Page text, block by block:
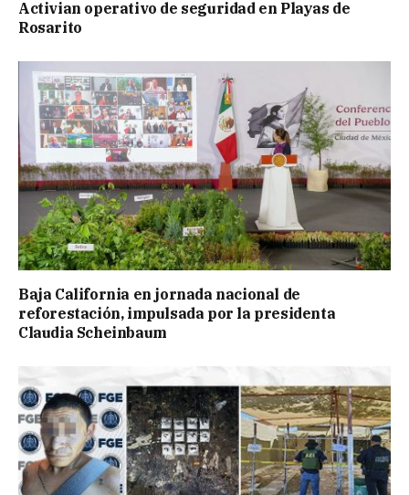
Activian operativo de seguridad en Playas de
Rosarito
Baja California en jornada nacional de
reforestación, impulsada por la presidenta
Claudia Scheinbaum